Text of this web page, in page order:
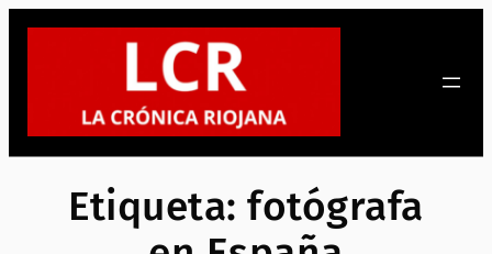
Saltar
Etiqueta:fotógrafa